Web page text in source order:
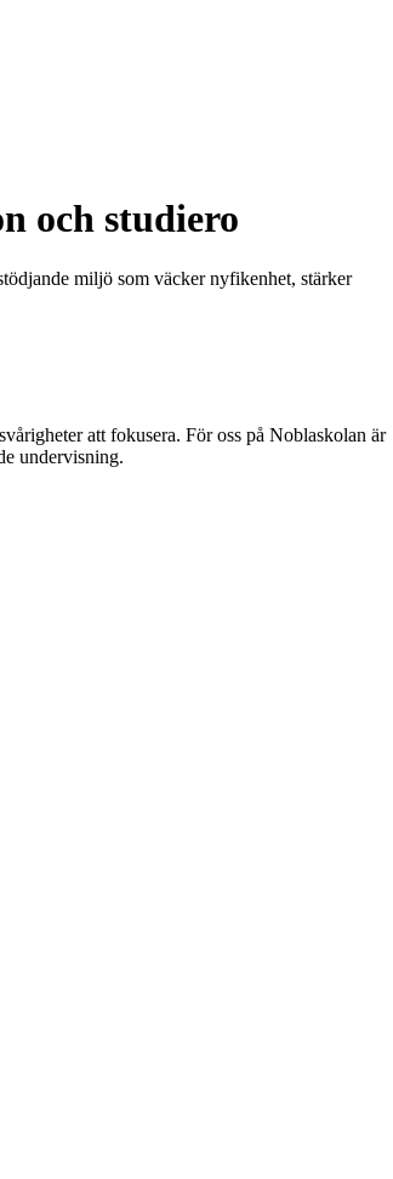
och studiero
miljö som väcker nyfikenhet, stärker
att fokusera. För oss på Noblaskolan är
undervisning.